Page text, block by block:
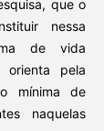
que o
nessa
de vida
pela
mínima de
naquelas